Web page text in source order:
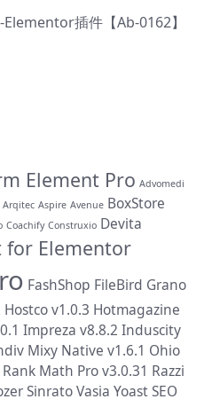
插件【Ab-0162】
Element Pro Advomedi
Arqitec Aspire Avenue BoxStore
Coachify Construxio Devita
for Elementor
FashShop FileBird Grano
Hostco v1.0.3 Hotmagazine
Impreza v8.8.2 Induscity
Mixy Native v1.6.1 Ohio
Rank Math Pro v3.0.31 Razzi
SinratoVasia Yoast SEO